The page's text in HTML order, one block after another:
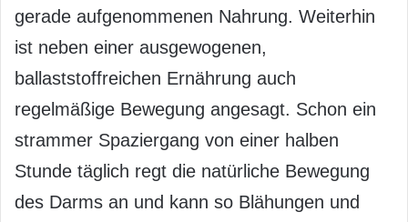
gerade aufgenommenen Nahrung. Weiterhin
ist neben einer ausgewogenen,
ballaststoffreichen Ernährung auch
regelmäßige Bewegung angesagt. Schon ein
strammer Spaziergang von einer halben
Stunde täglich regt die natürliche Bewegung
des Darms an und kann so Blähungen und